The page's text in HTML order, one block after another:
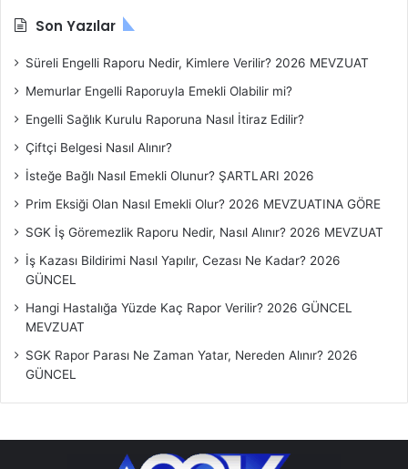
B
ş
ı
k
r
Son Yazılar
Süreli Engelli Raporu Nedir, Kimlere Verilir? 2026 MEVZUAT
Memurlar Engelli Raporuyla Emekli Olabilir mi?
Engelli Sağlık Kurulu Raporuna Nasıl İtiraz Edilir?
Çiftçi Belgesi Nasıl Alınır?
İsteğe Bağlı Nasıl Emekli Olunur? ŞARTLARI 2026
Prim Eksiği Olan Nasıl Emekli Olur? 2026 MEVZUATINA GÖRE
SGK İş Göremezlik Raporu Nedir, Nasıl Alınır? 2026 MEVZUAT
İş Kazası Bildirimi Nasıl Yapılır, Cezası Ne Kadar? 2026
GÜNCEL
Hangi Hastalığa Yüzde Kaç Rapor Verilir? 2026 GÜNCEL
MEVZUAT
SGK Rapor Parası Ne Zaman Yatar, Nereden Alınır? 2026
GÜNCEL